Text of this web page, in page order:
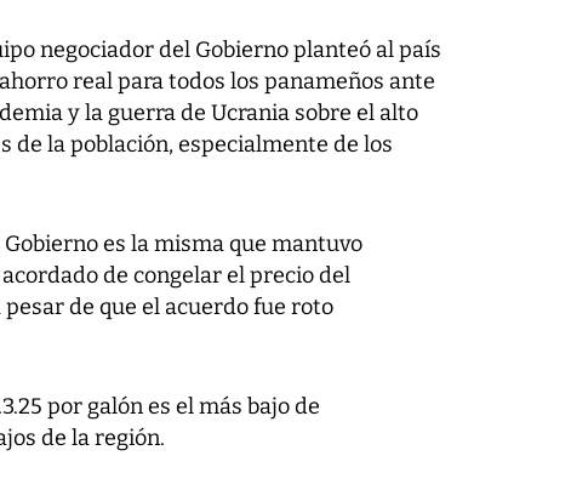
negociador del Gobierno planteó al país
real para todos los panameños ante
y la guerra de Ucrania sobre el alto
de la población, especialmente de los
es la misma que mantuvo
de congelar el precio del
de que el acuerdo fue roto
por galón es el más bajo de
de la región.